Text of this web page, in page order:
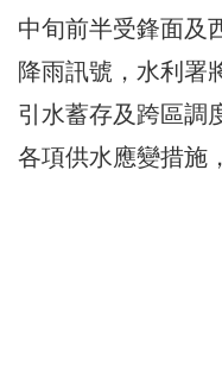
中旬前半受鋒面及
降雨訊號，水利署
引水蓄存及跨區調
各項供水應變措施